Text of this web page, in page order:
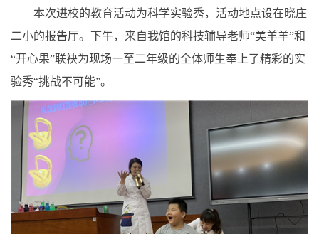
本次进校的教育活动为科学实验秀，活动地点设在晓庄
二小的报告厅。下午，来自我馆的科技辅导老师“美羊羊”和
“开心果”联袂为现场一至二年级的全体师生奉上了精彩的实
验秀“挑战不可能”。